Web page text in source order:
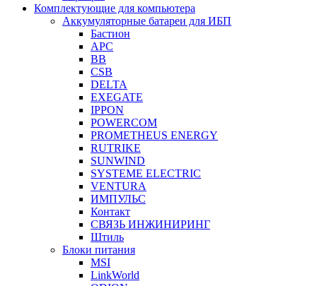
Комплектующие для компьютера
Аккумуляторные батареи для ИБП
Бастион
APC
BB
CSB
DELTA
EXEGATE
IPPON
POWERCOM
PROMETHEUS ENERGY
RUTRIKE
SUNWIND
SYSTEME ELECTRIC
VENTURA
ИМПУЛЬС
Контакт
СВЯЗЬ ИНЖИНИРИНГ
Штиль
Блоки питания
MSI
LinkWorld